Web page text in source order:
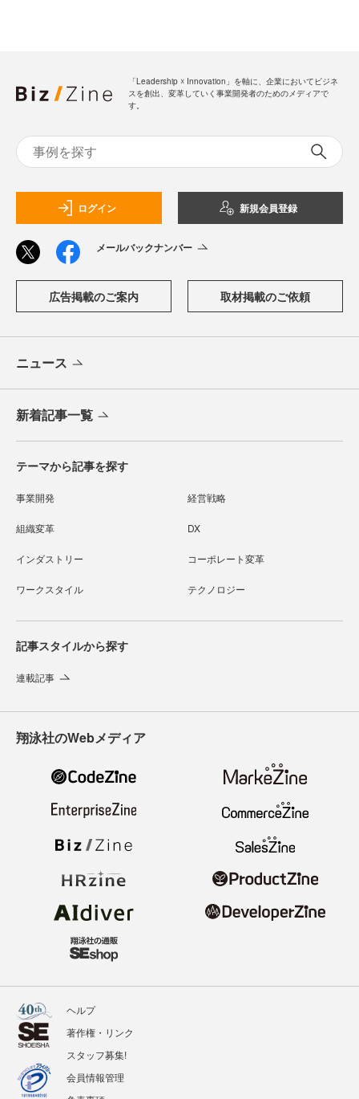
「Leadership ☓ Innovation」を軸に、企業においてビジネ
スを創出、変革していく事業開発者のためのメディアで
す。
ログイン 新規会員登録
メールバックナンバー
広告掲載のご案内 取材掲載のご依頼
ニュース
新着記事一覧
テーマから記事を探す
事業開発 経営戦略
組織変革 DX
インダストリー コーポレート変革
ワークスタイル テクノロジー
記事スタイルから探す
連載記事
翔泳社のWebメディア
ヘルプ
著作権・リンク
スタッフ募集!
会員情報管理